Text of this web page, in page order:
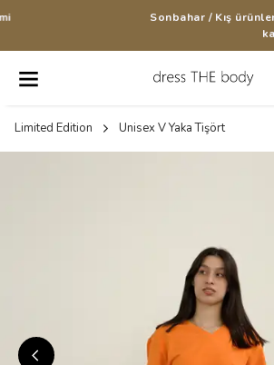
Sonbahar / Kış ürünlerinde %35'e
Limited Edition Unisex V Yaka Tişört